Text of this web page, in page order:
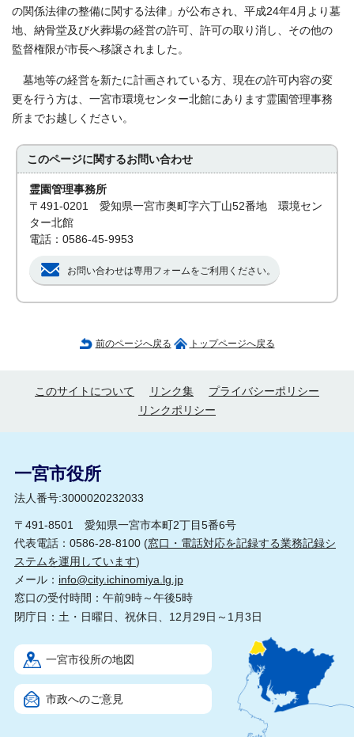
の関係法律の整備に関する法律」が公布され、平成24年4月より墓
地、納骨堂及び火葬場の経営の許可、許可の取り消し、その他の
監督権限が市長へ移譲されました。
墓地等の経営を新たに計画されている方、現在の許可内容の変
更を行う方は、一宮市環境センター北館にあります霊園管理事務
所までお越しください。
このページに関するお問い合わせ
霊園管理事務所
〒491-0201 愛知県一宮市奥町字六丁山52番地 環境セン
ター北館
電話：0586-45-9953
お問い合わせは専用フォームをご利用ください。
前のページへ戻る トップページへ戻る
このサイトについて リンク集
プライバシーポリシー
リンクポリシー
一宮市役所
法人番号:3000020232033
〒491-8501 愛知県一宮市本町2丁目5番6号
代表電話：0586-28-8100 (窓口・電話対応を記録する業務記録シ
ステムを運用しています)
メール： info@city.ichinomiya.lg.jp
窓口の受付時間：午前9時～午後5時
閉庁日：土・日曜日、祝休日、12月29日～1月3日
一宮市役所の地図
市政へのご意見